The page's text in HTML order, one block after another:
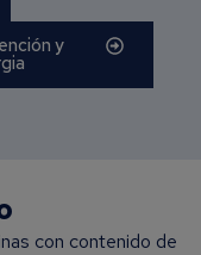
y
con contenido de